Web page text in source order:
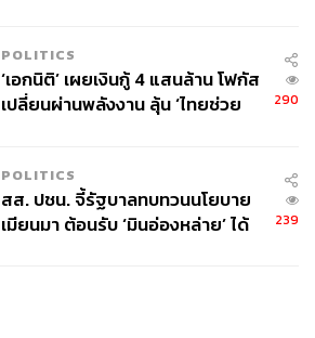
POLITICS
‘เอกนิติ’ เผยเงินกู้ 4 แสนล้าน โฟกัส
เปลี่ยนผ่านพลังงาน ลุ้น ‘ไทยช่วย
290
POLITICS
สส. ปชน. จี้รัฐบาลทบทวนนโยบาย
เมียนมา ต้อนรับ ‘มินอ่องหล่าย’ ได้
239